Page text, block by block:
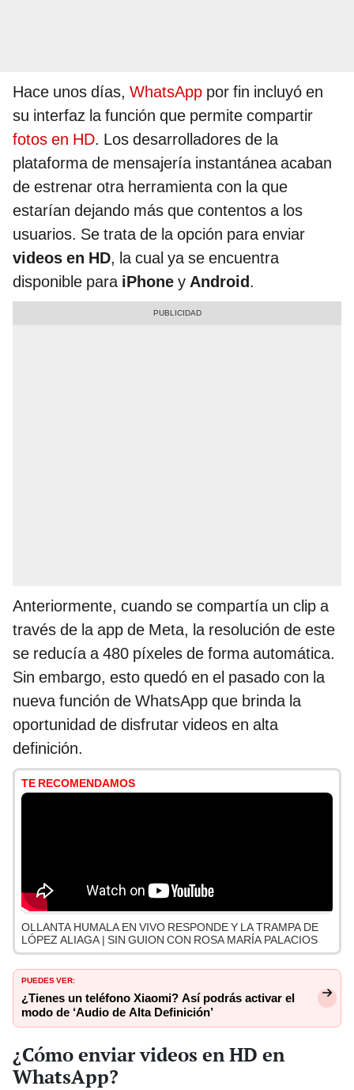
Hace unos días, WhatsApp por fin incluyó en
su interfaz la función que permite compartir
fotos en HD. Los desarrolladores de la
plataforma de mensajería instantánea acaban
de estrenar otra herramienta con la que
estarían dejando más que contentos a los
usuarios. Se trata de la opción para enviar
videos en HD, la cual ya se encuentra
disponible para iPhone y Android.
Anteriormente, cuando se compartía un clip a
través de la app de Meta, la resolución de este
se reducía a 480 píxeles de forma automática.
Sin embargo, esto quedó en el pasado con la
nueva función de WhatsApp que brinda la
oportunidad de disfrutar videos en alta
definición.
TE RECOMENDAMOS
OLLANTA HUMALA EN VIVO RESPONDE Y LA TRAMPA DE
LÓPEZ ALIAGA | SIN GUION CON ROSA MARÍA PALACIOS
PUEDES VER:
¿Tienes un teléfono Xiaomi? Así podrás activar el
modo de ‘Audio de Alta Definición’
¿Cómo enviar videos en HD en
WhatsApp?